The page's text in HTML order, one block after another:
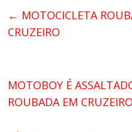
← MOTOCICLETA
CRUZEIRO
MOTOBOY É
ROUBADA EM CRUZEIRO